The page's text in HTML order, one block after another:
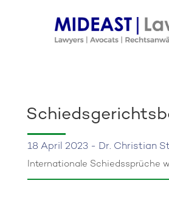
18 April 2023 - Dr. Christian
Internationale Schiedssprüche